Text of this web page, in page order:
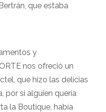
que estaba
y
nos ofreció un
que hizo las delicias
por si alguien quería
la Boutique, había